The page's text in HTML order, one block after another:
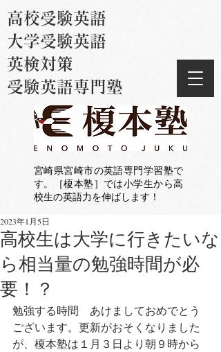
宮崎県宮崎市の英語専門学習塾で
す。［榎本塾］では小学生から高
校生の英語力を伸ばします！
高校受験英語
大学受験英語
英検対策
受験英語専門塾
高校生は大学に行きたいな
ら相当量の勉強時間が必
要！？
2023年1月5日
勉強する時間　あけましておめでとう
ございます。更新がおそくなりました
が、榎本塾は１月３日より朝９時から